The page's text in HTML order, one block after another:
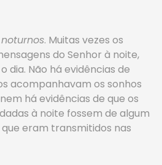
. Muitas vezes os
do Senhor à noite,
dia. Não há evidências de
acompanhavam os sonhos
há evidências de que os
à noite fossem de algum
eram transmitidos nas